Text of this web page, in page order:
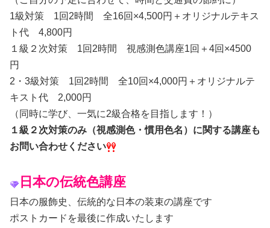
1級対策 1回2時間 全16回×4,500円＋オリジナルテキス
ト代 4,800円
１級２次対策 1回2時間 視感測色講座1回＋4回×4500
円
2・3級対策 1回2時間 全10回×4,000円＋オリジナルテ
キスト代 2,000円
（同時に学び、一気に2級合格を目指します！）
１級２次対策のみ（視感測色・慣用色名）に関する講座も
お問い合わせください
日本の伝統色講座
日本の服飾史、伝統的な日本の装束の講座です
ポストカードを最後に作成いたします